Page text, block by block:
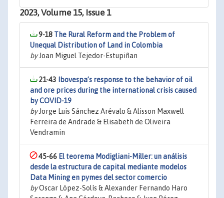
2023, Volume 15, Issue 1
9-18 The Rural Reform and the Problem of
Unequal Distribution of Land in Colombia
byJoan Miguel Tejedor-Estupiñan
21-43
Ibovespa’s response to the behavior of oil
and ore prices during the international crisis caused
by COVID-19
byJorge Luis Sánchez Arévalo & Alisson Maxwell
Ferreira de Andrade & Elisabeth de Oliveira
Vendramin
45-66 El teorema Modigliani-Miller: un análisis
desde la estructura de capital mediante modelos
Data Mining en pymes del sector comercio
byOscar López-Solís & Alexander Fernando Haro